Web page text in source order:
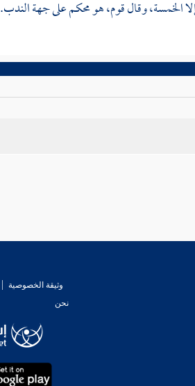
وقال قوم، هو محكم على جهة الندب.
وثيقة الخصوصية
نحن